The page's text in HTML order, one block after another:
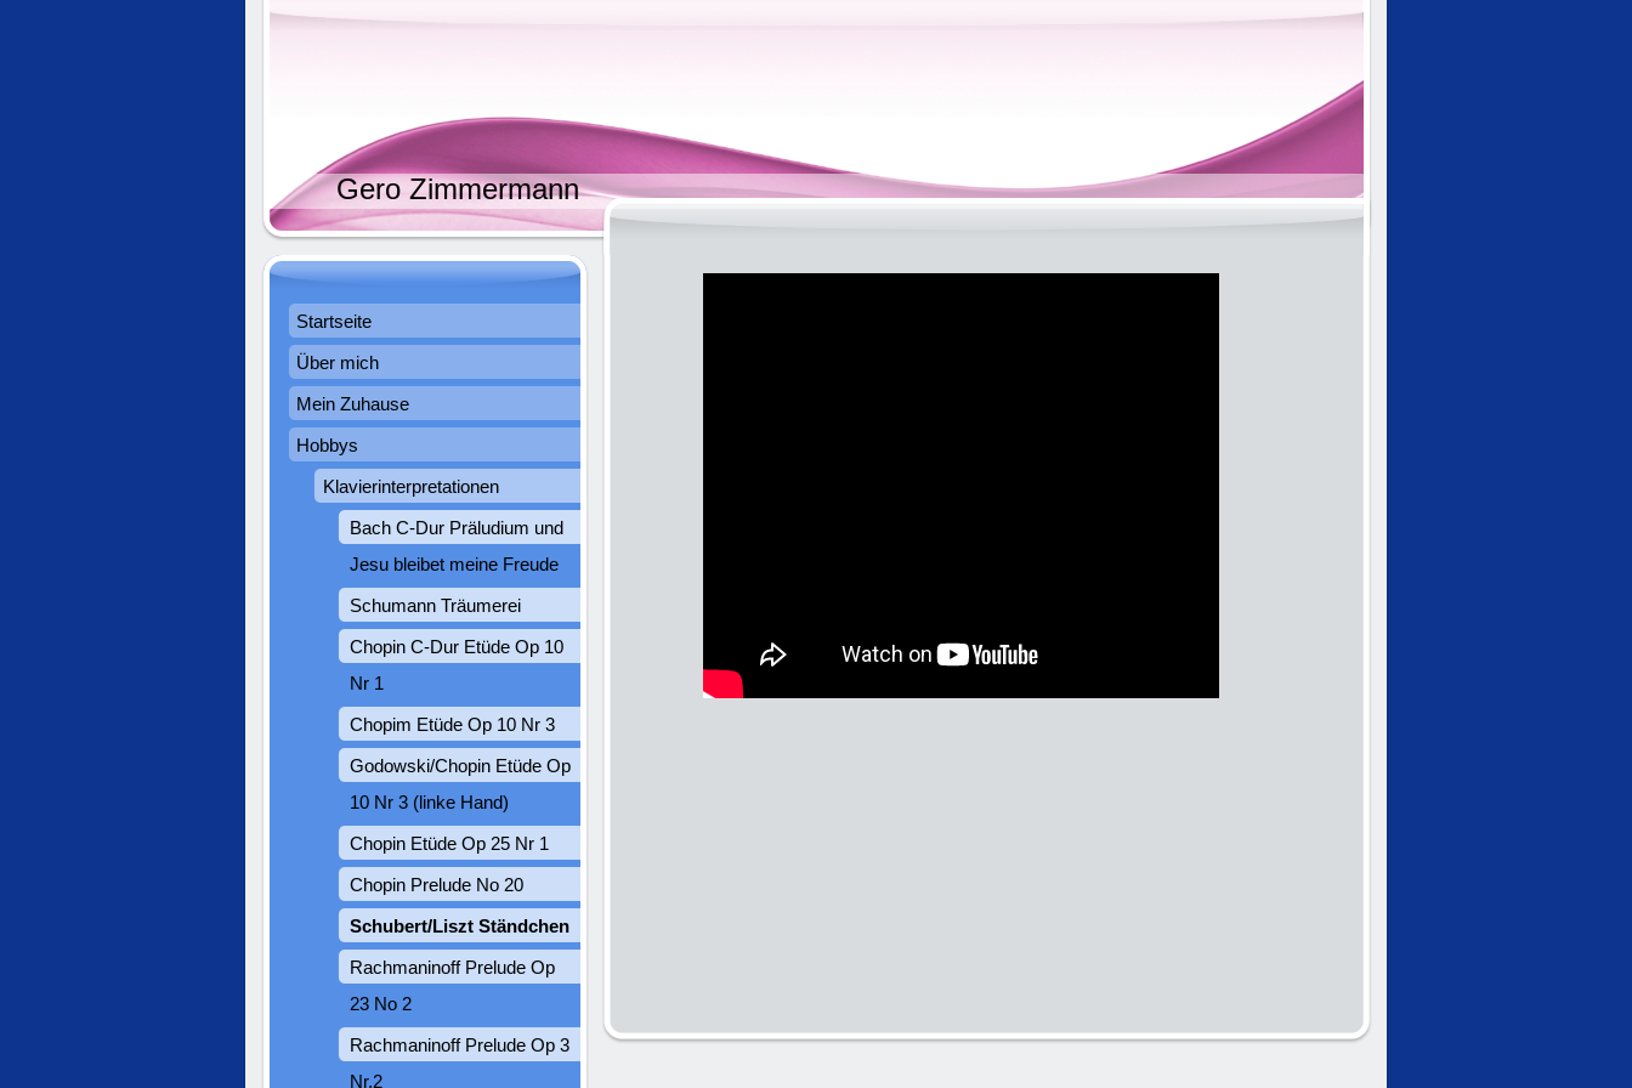
Gero Zimmermann
Startseite
Über mich
Mein Zuhause
Hobbys
Klavierinterpretationen
Bach C-Dur Präludium und
Jesu bleibet meine Freude
Schumann Träumerei
Chopin C-Dur Etüde Op 10
Nr 1
Chopim Etüde Op 10 Nr 3
Godowski/Chopin Etüde Op
10 Nr 3 (linke Hand)
Chopin Etüde Op 25 Nr 1
Chopin Prelude No 20
Schubert/Liszt Ständchen
Rachmaninoff Prelude Op
23 No 2
Rachmaninoff Prelude Op 3
Nr.2